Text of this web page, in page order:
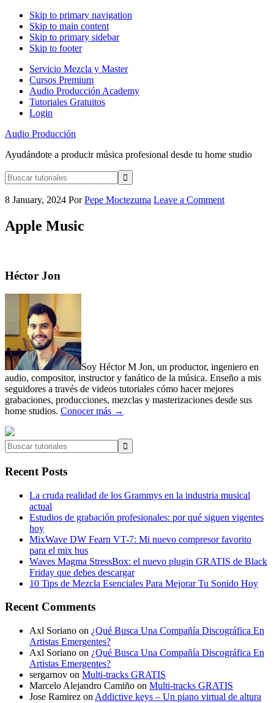
Skip to primary navigation
Skip to main content
Skip to primary sidebar
Skip to footer
Servicio Mezcla y Master
Cursos Premium
Audio Producción Academy
Tutoriales Gratuitos
Login
Audio Producción
Ayudándote a producir música profesional desde tu home studio
Buscar
tutoriales
8 January, 2024 PorPepe Moctezuma Leave a Comment
Apple Music
Primary
Sidebar
Héctor Jon
Soy Héctor M Jon, un productor, ingeniero en
audio, compositor, instructor y fanático de la música. Enseño a mis
seguidores a través de videos tutoriales cómo hacer mejores
grabaciones, producciones, mezclas y masterizaciones desde sus
home studios. Conocer más →
Buscar
tutoriales
Recent Posts
La cruda realidad de los Grammys en la industria musical
actual
Estudios de grabación profesionales: por qué siguen vigentes
hoy
MixWave DW Fearn VT-7: Mi nuevo compresor favorito
para el mix bus
Waves Magma StressBox: el nuevo plugin GRATIS de Black
Friday que debes descargar
10 Tips de Mezcla Esenciales Para Mejorar Tu Sonido Hoy
Recent Comments
Axl Soriano on ¿Qué Busca Una Compañía Discográfica En
Artistas Emergentes?
Axl Soriano on ¿Qué Busca Una Compañía Discográfica En
Artistas Emergentes?
sergarnov on Multi-tracks GRATIS
Marcelo Alejandro Camiño on Multi-tracks GRATIS
Jose Ramirez on Addictive keys – Un piano virtual de altura